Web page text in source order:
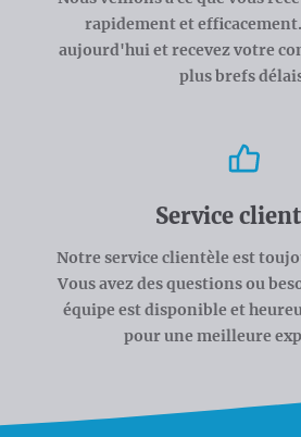
rapidement et
aujourd'hui et recevez votre
plus brefs
Service
Notre service clientèle est
Vous avez des questions ou
équipe est disponible et
pour une meilleure